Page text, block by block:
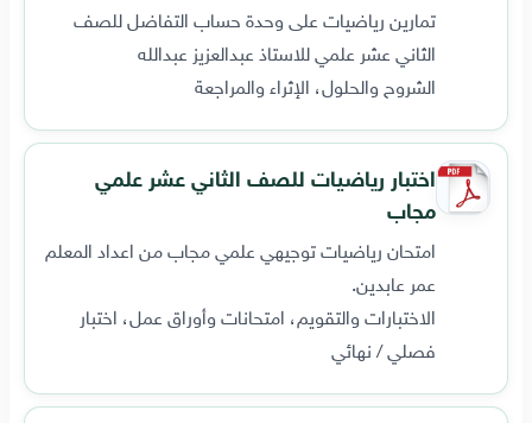
تمارين رياضيات على وحدة حساب التفاضل للصف
الثاني عشر علمي للاستاذ عبدالعزيز عبدالله
الشروح والحلول، الإثراء والمراجعة
اختبار رياضيات للصف الثاني عشر علمي
مجاب
امتحان رياضيات توجيهي علمي مجاب من اعداد المعلم
عمر عابدين.
الاختبارات والتقويم، امتحانات وأوراق عمل، اختبار
فصلي / نهائي